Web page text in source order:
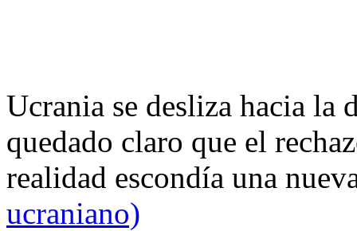
Ucrania se desliza hacia
quedado claro que el
realidad escondía una
ucraniano)